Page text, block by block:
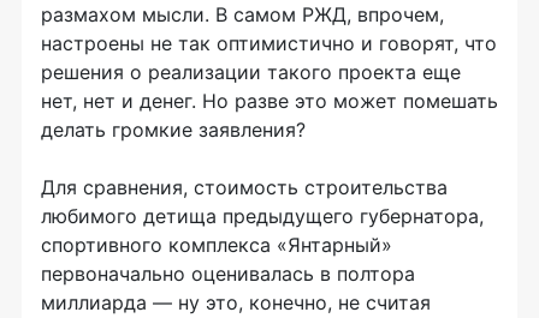
размахом мысли. В самом РЖД, впрочем,
настроены не так оптимистично и говорят, что
решения о реализации такого проекта еще
нет, нет и денег. Но разве это может помешать
делать громкие заявления?
Для сравнения, стоимость строительства
любимого детища предыдущего губернатора,
спортивного комплекса «Янтарный»
первоначально оценивалась в полтора
миллиарда — ну это, конечно, не считая